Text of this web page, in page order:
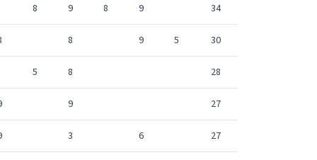
8 9 8 9 34
8 9 5 30
5 8 28
9 27
3 6 27